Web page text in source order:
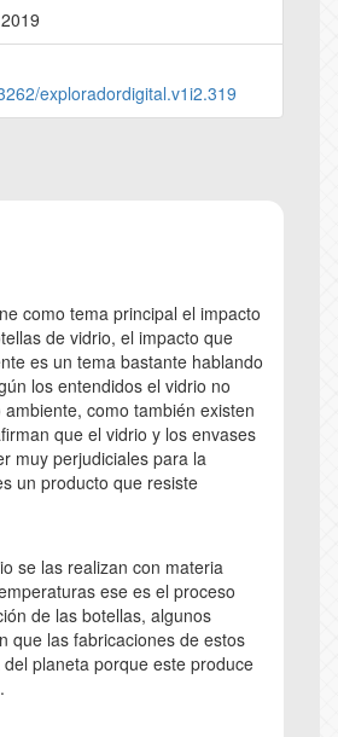
exploradordigital.v1i2.319
como tema principal el impacto
de vidrio, el impacto que
es un tema bastante hablando
los entendidos el vidrio no
como también existen
que el vidrio y los envases
muy perjudiciales para la
un producto que resiste
se las realizan con materia
ese es el proceso
de las botellas, algunos
que las fabricaciones de estos
planeta porque este produce